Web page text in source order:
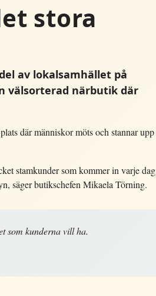
stora
av lokalsamhället på
välsorterad närbutik där
där människor möts och stannar upp
stamkunder som kommer in varje dag
säger butikschefen Mikaela Törning.
som kunderna vill ha.